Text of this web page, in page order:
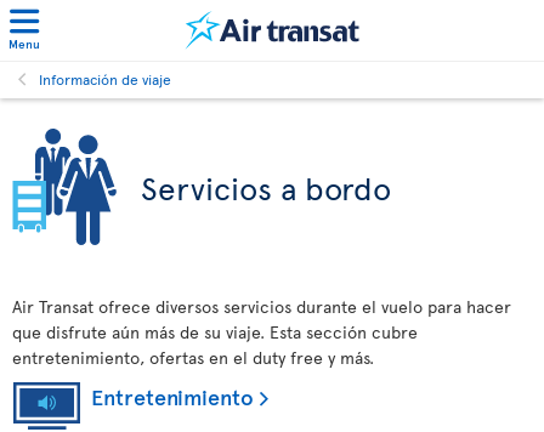
Menu
Información de viaje
Servicios a bordo
Air Transat ofrece diversos servicios durante el vuelo para hacer
que disfrute aún más de su viaje. Esta sección cubre
entretenimiento, ofertas en el duty free y más.
Entretenimiento